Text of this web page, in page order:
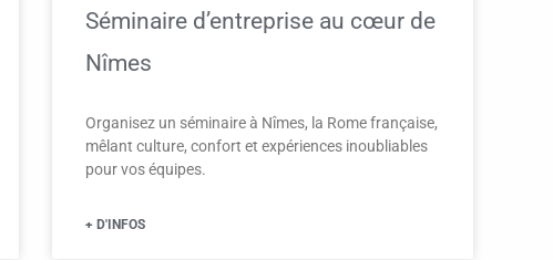
Séminaire d’entreprise au cœur de
Nîmes
Organisez un séminaire à Nîmes, la Rome française,
mêlant culture, confort et expériences inoubliables
pour vos équipes.
+ D'INFOS